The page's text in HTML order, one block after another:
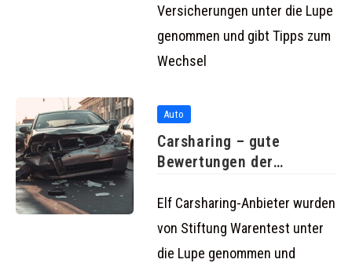
Versicherungen unter die Lupe
genommen und gibt Tipps zum
Wechsel
Auto
Carsharing – gute
Bewertungen der
Elf Carsharing-Anbieter wurden
von Stiftung Warentest unter
die Lupe genommen und